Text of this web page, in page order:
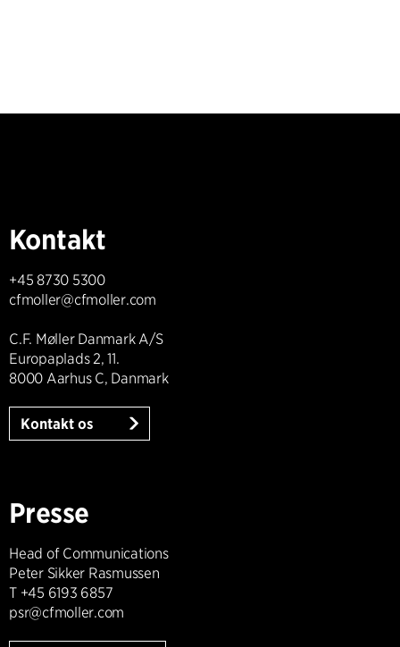
Kontakt
+45 8730 5300
cfmoller@cfmoller.com
C.F. Møller Danmark A/S
Europaplads 2, 11.
8000 Aarhus C, Danmark
Kontakt os
Presse
Head of Communications
Peter Sikker Rasmussen
T +45 6193 6857
psr@cfmoller.com